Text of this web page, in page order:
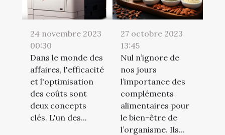
24 novembre 2023
00:30
Dans le monde des
affaires, l'efficacité
et l'optimisation
des coûts sont
deux concepts
clés. L'un des...
27 octobre 2023
13:45
Nul n’ignore de
nos jours
l’importance des
compléments
alimentaires pour
le bien-être de
l’organisme. Ils...